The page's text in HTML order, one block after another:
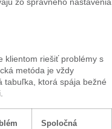
klientom riešiť problémy s
metóda je vždy
tabuľka, ktorá spája bežné
Spoločná